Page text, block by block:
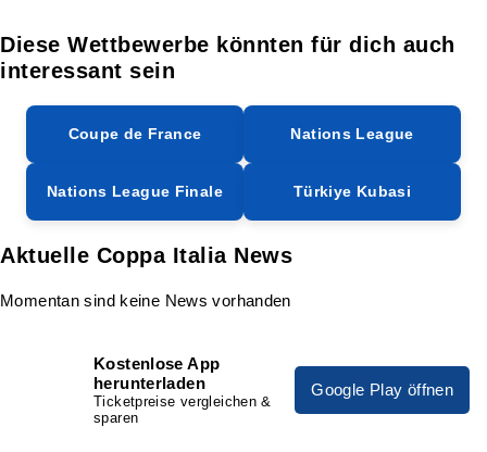
Diese Wettbewerbe könnten für dich auch
interessant sein
Coupe de France Nations League
Nations League Finale Türkiye Kubasi
Aktuelle Coppa Italia News
Momentan sind keine News vorhanden
Kostenlose App
herunterladen
Ticketpreise vergleichen &
sparen
Google Play öffnen